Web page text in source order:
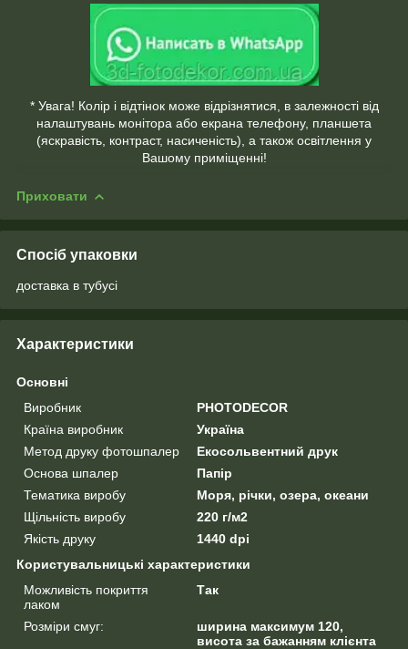
* Увага! Колір і відтінок може відрізнятися, в залежності від
налаштувань монітора або екрана телефону, планшета
(яскравість, контраст, насиченість), а також освітлення у
Вашому приміщенні!
Приховати
Спосіб упаковки
доставка в тубусі
Характеристики
Основні
Виробник
PHOTODECOR
Країна виробник
Україна
Метод друку фотошпалер
Екосольвентний друк
Основа шпалер
Папір
Тематика виробу
Моря, річки, озера, океани
Щільність виробу
220 г/м2
Якість друку
1440 dpi
Користувальницькі характеристики
Можливість покриття
лаком
Так
Розміри смуг:
ширина максимум 120,
висота за бажанням клієнта